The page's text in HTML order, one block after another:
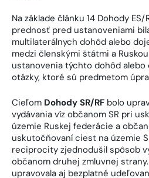
Na základe článku 14 Dohody ES/
prednosť pred ustanoveniami
multilaterálnych dohôd alebo
medzi členskými štátmi a
ustanovenia týchto dohôd alebo
otázky, ktoré sú predmetom
Cieľom Dohody SR/RF bolo
vydávania víz občanom SR pri
územie Ruskej federácie a
uskutočňovaní ciest na územie
reciprocity zjednodušil spôsob
občanom druhej zmluvnej strany.
upravovala aj bezplatné